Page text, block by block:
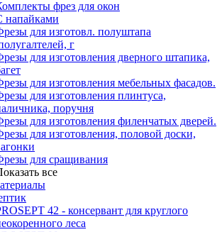
фрез для окон
напайками
для изготовл. полуштапа
г
для изготовления дверного штапика,
для изготовления мебельных фасадов.
для изготовления плинтуса,
поручня
для изготовления филенчатых дверей.
для изготовления, половой доски,
для сращивания
все
42 - консервант для круглого
леса